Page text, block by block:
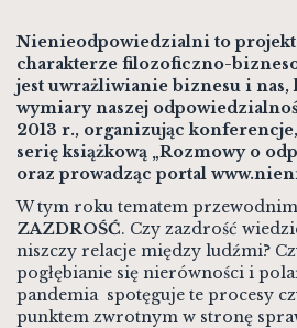
Nienieodpowiedzialni to projekt
charakterze filozoficzno-
jest uwrażliwianie biznesu i
wymiary naszej
2013 r., organizując
serię książkową „Rozmowy o
oraz prowadząc portal
W tym roku tematem
ZAZDROŚĆ. Czy zazdrość
niszczy relacje między ludźmi?
pogłębianie się nierówności i
pandemia spotęguje te procesy
punktem zwrotnym w stronę